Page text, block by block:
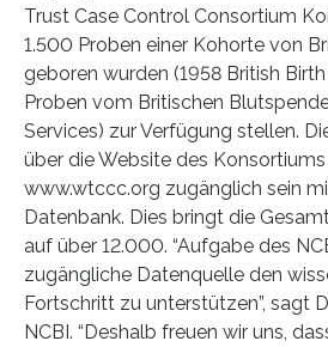
Trust Case Control Consortium
1.500 Proben einer Kohorte von
geboren wurden (1958 British
Proben vom Britischen
Services) zur Verfügung stellen.
über die Website des
www.wtccc.org zugänglich sein
Datenbank. Dies bringt die
auf über 12.000. “Aufgabe des
zugängliche Datenquelle den
Fortschritt zu unterstützen”, sagt
NCBI. “Deshalb freuen wir uns,